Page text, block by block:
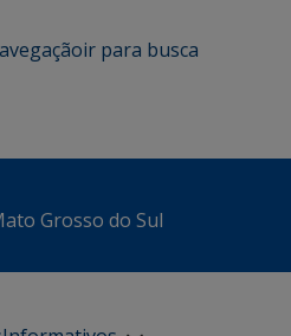
ir para busca
Grosso do Sul